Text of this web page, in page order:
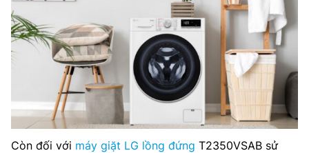
Còn đối với máy giặt LG lồng đứng T2350VSAB sử